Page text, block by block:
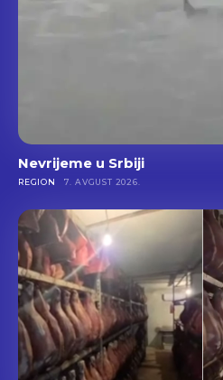
Nevrijeme u Srbiji
REGION 7. AVGUST 2026.